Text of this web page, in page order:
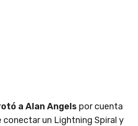
a Alan Angels por cuenta
conectar un Lightning Spiral y